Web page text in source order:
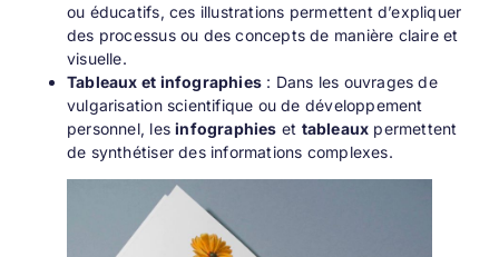
ou éducatifs, ces illustrations permettent d’expliquer
des processus ou des concepts de manière claire et
visuelle.
Tableaux et infographies : Dans les ouvrages de
vulgarisation scientifique ou de développement
personnel, lesinfographies et tableaux permettent
de synthétiser des informations complexes.